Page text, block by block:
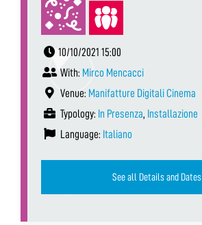
10/10/2021 15:00
With: Mirco Mencacci
Venue: Manifatture Digitali Cinema
Typology: In Presenza, Installazione
Language: Italiano
See all Details and Dates